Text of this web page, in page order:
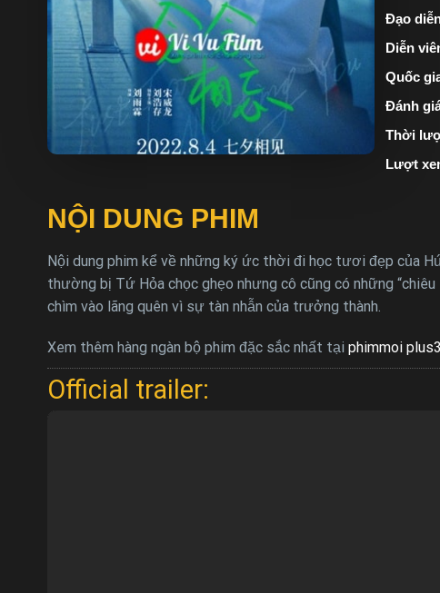
Đạo
Diễn
Quốc
Đánh
Thời
Lượt
NỘI DUNG PHIM
Nội dung phim kể về những ký ức thời đi học tươi đẹp của
thường bị Tứ Hỏa chọc ghẹo nhưng cô cũng có những
chìm vào lãng quên vì sự tàn nhẫn của trưởng thành.
Xem thêm hàng ngàn bộ phim đặc sắc nhất tại phimmoi plus3
Official trailer: